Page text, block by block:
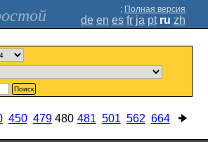
; Полная версия
de en es fr ja pt ru zh
Поиск
450 479 480 481 501 562 664